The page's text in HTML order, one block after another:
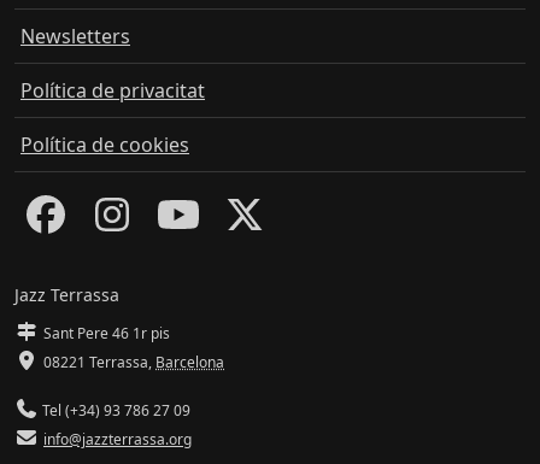
Newsletters
Política de privacitat
Política de cookies
Jazz Terrassa
Sant Pere 46 1r pis
08221 Terrassa, Barcelona
Tel (+34) 93 786 27 09
info@jazzterrassa.org